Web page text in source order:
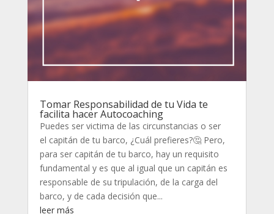
Tomar Responsabilidad de tu Vida te
facilita hacer Autocoaching
Puedes ser victima de las circunstancias o ser
el capitán de tu barco, ¿Cuál prefieres?🤔 Pero,
para ser capitán de tu barco, hay un requisito
fundamental y es que al igual que un capitán es
responsable de su tripulación, de la carga del
barco, y de cada decisión que...
leer más